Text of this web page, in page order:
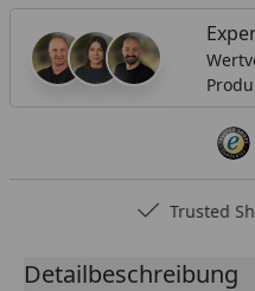
Trusted
Detailbeschreibung